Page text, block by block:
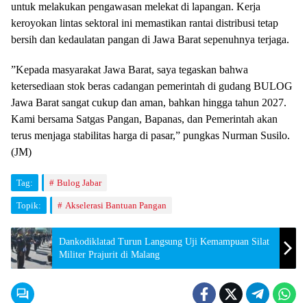
untuk melakukan pengawasan melekat di lapangan. Kerja
keroyokan lintas sektoral ini memastikan rantai distribusi tetap
bersih dan kedaulatan pangan di Jawa Barat sepenuhnya terjaga.
​”Kepada masyarakat Jawa Barat, saya tegaskan bahwa
ketersediaan stok beras cadangan pemerintah di gudang BULOG
Jawa Barat sangat cukup dan aman, bahkan hingga tahun 2027.
Kami bersama Satgas Pangan, Bapanas, dan Pemerintah akan
terus menjaga stabilitas harga di pasar,” pungkas Nurman Susilo.
(JM)
Tag: Bulog Jabar
Topik: Akselerasi Bantuan Pangan
Dankodiklatad Turun Langsung Uji Kemampuan Silat
Militer Prajurit di Malang